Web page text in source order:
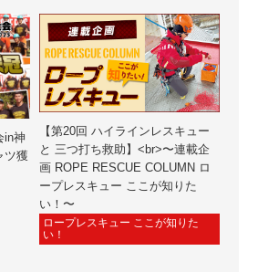
in神
ツ獲
【第20回 ハイラインレスキュー
と 三つ打ち救助】<br>〜連載企
画 ROPE RESCUE COLUMN ロ
ープレスキュー ここが知りた
い！〜
ロープレスキュー ここが知りた
い！